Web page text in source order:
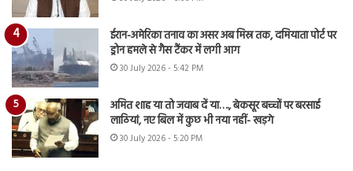
ईरान-अमेरिका तनाव का असर अब मिस्र तक, दमियाता पोर्ट पर
ड्रोन हमले से गैस टैंकर में लगी आग
30 July 2026 - 5:42 PM
अमित शाह या तो जवाब दें या…., बेकसूर बच्चों पर बरसाई
लाठियां, नए बिल में कुछ भी नया नहीं- खड़गे
30 July 2026 - 5:20 PM